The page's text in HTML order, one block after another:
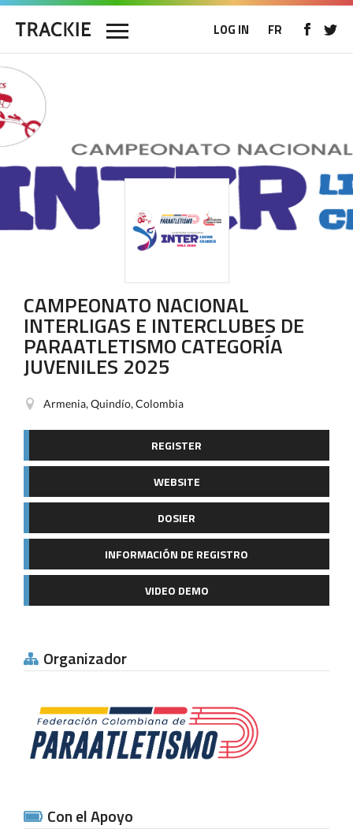
LOG IN FR
CAMPEONATO NACIONAL
INTERLIGAS E INTERCLUBES DE
PARAATLETISMO CATEGORÍA
JUVENILES 2025
Armenia, Quindío, Colombia
REGISTER
WEBSITE
DOSIER
INFORMACIÓN DE REGISTRO
VIDEO DEMO
Organizador
Con el Apoyo